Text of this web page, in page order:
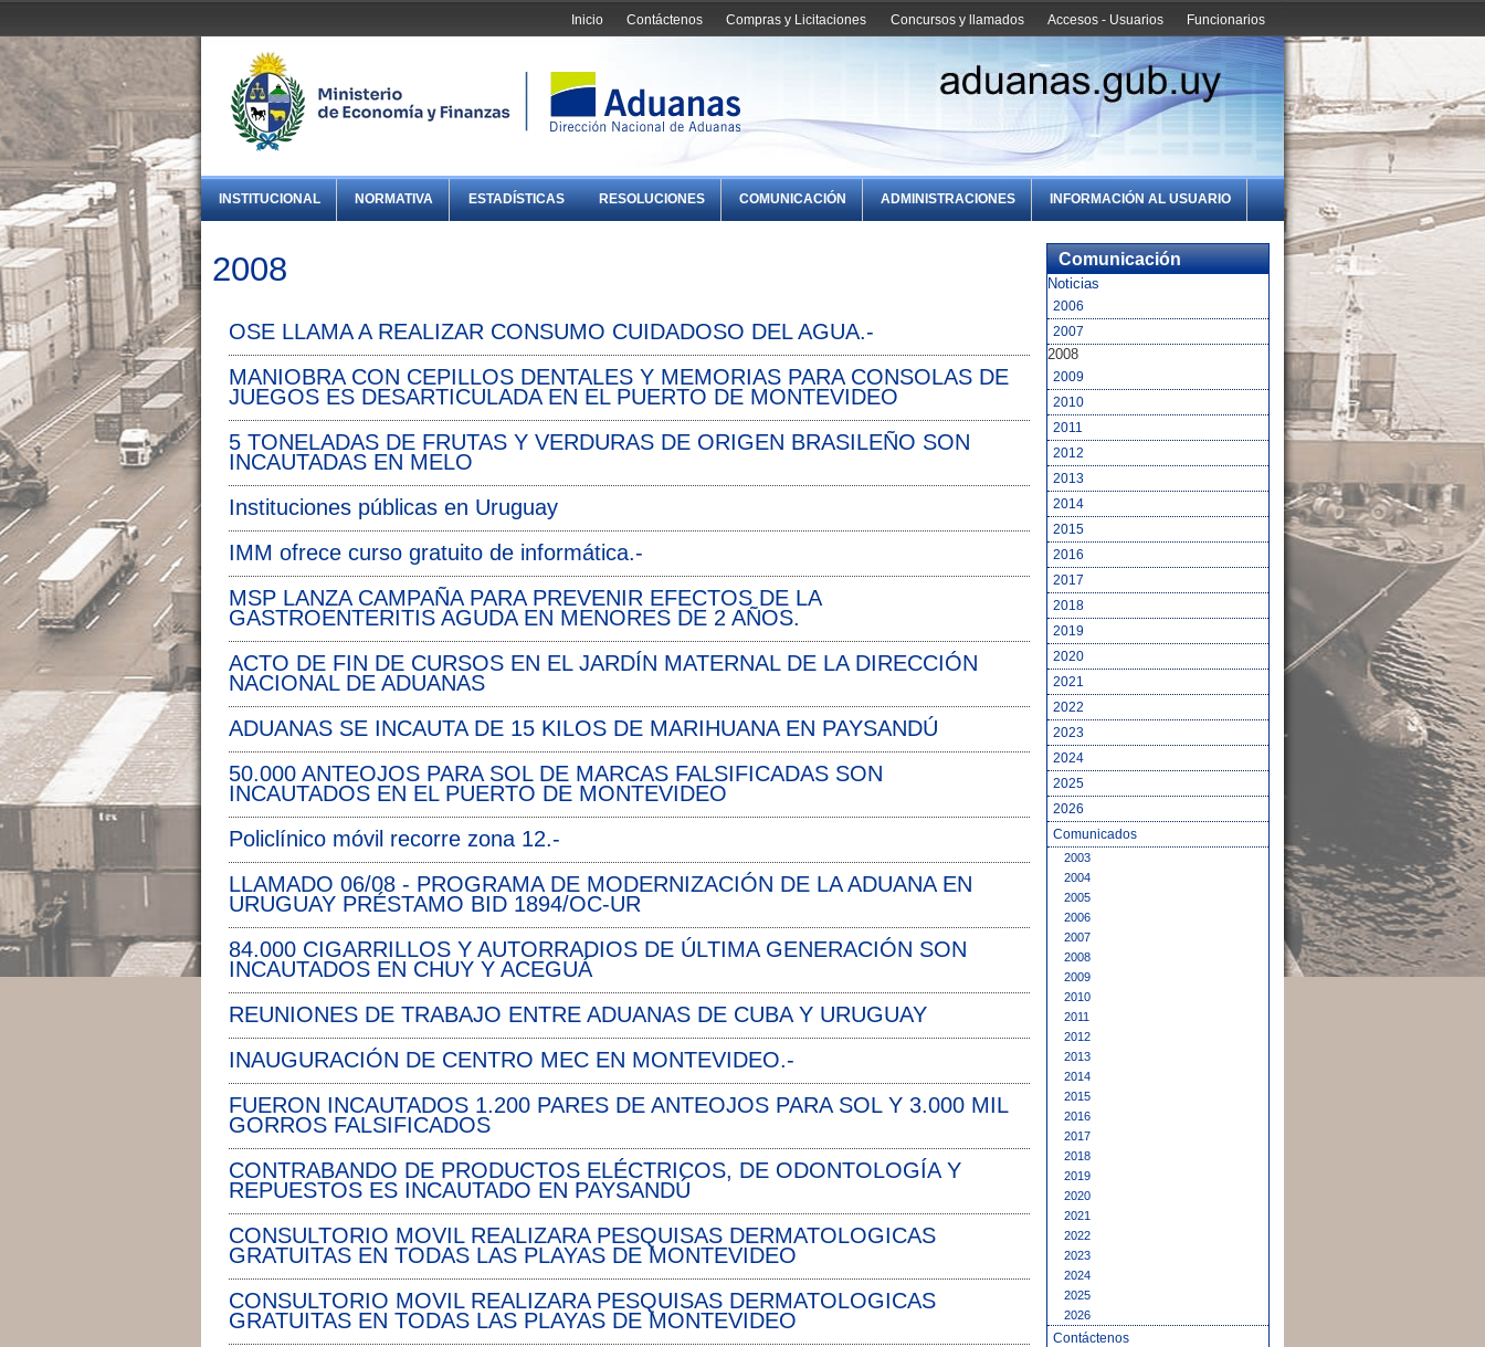
Funcionarios
Accesos - Usuarios
Concursos y llamados
Compras y Licitaciones
Contáctenos
Inicio
INSTITUCIONAL NORMATIVA ESTADÍSTICAS RESOLUCIONES COMUNICACIÓN ADMINISTRACIONES INFORMACIÓN AL USUARIO
2008
OSE LLAMA A REALIZAR CONSUMO CUIDADOSO DEL AGUA.-
MANIOBRA CON CEPILLOS DENTALES Y MEMORIAS PARA CONSOLAS DE
JUEGOS ES DESARTICULADA EN EL PUERTO DE MONTEVIDEO
5 TONELADAS DE FRUTAS Y VERDURAS DE ORIGEN BRASILEÑO SON
INCAUTADAS EN MELO
Instituciones públicas en Uruguay
IMM ofrece curso gratuito de informática.-
MSP LANZA CAMPAÑA PARA PREVENIR EFECTOS DE LA
GASTROENTERITIS AGUDA EN MENORES DE 2 AÑOS.
ACTO DE FIN DE CURSOS EN EL JARDÍN MATERNAL DE LA DIRECCIÓN
NACIONAL DE ADUANAS
ADUANAS SE INCAUTA DE 15 KILOS DE MARIHUANA EN PAYSANDÚ
50.000 ANTEOJOS PARA SOL DE MARCAS FALSIFICADAS SON
INCAUTADOS EN EL PUERTO DE MONTEVIDEO
Policlínico móvil recorre zona 12.-
LLAMADO 06/08 - PROGRAMA DE MODERNIZACIÓN DE LA ADUANA EN
URUGUAY PRÉSTAMO BID 1894/OC-UR
84.000 CIGARRILLOS Y AUTORRADIOS DE ÚLTIMA GENERACIÓN SON
INCAUTADOS EN CHUY Y ACEGUÁ
REUNIONES DE TRABAJO ENTRE ADUANAS DE CUBA Y URUGUAY
INAUGURACIÓN DE CENTRO MEC EN MONTEVIDEO.-
FUERON INCAUTADOS 1.200 PARES DE ANTEOJOS PARA SOL Y 3.000 MIL
GORROS FALSIFICADOS
CONTRABANDO DE PRODUCTOS ELÉCTRICOS, DE ODONTOLOGÍA Y
REPUESTOS ES INCAUTADO EN PAYSANDÚ
CONSULTORIO MOVIL REALIZARA PESQUISAS DERMATOLOGICAS
GRATUITAS EN TODAS LAS PLAYAS DE MONTEVIDEO
CONSULTORIO MOVIL REALIZARA PESQUISAS DERMATOLOGICAS
GRATUITAS EN TODAS LAS PLAYAS DE MONTEVIDEO
Comunicación
Noticias
2006
2007
2008
2009
2010
2011
2012
2013
2014
2015
2016
2017
2018
2019
2020
2021
2022
2023
2024
2025
2026
Comunicados
2003
2004
2005
2006
2007
2008
2009
2010
2011
2012
2013
2014
2015
2016
2017
2018
2019
2020
2021
2022
2023
2024
2025
2026
Contáctenos